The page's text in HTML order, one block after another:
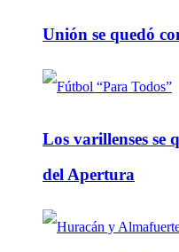
Unión se quedó
Los varillenses se
del Apertura